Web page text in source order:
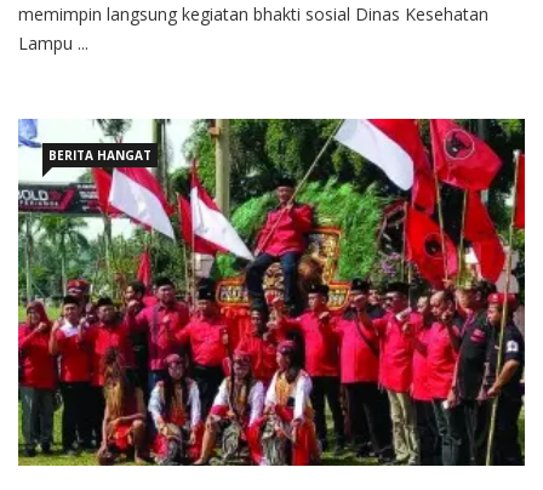
memimpin langsung kegiatan bhakti sosial Dinas Kesehatan
Lampu ...
BERITA HANGAT